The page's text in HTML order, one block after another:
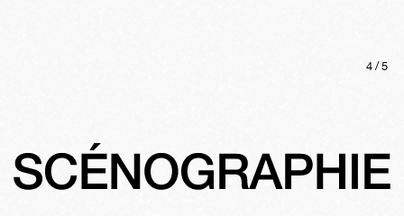
4 /5